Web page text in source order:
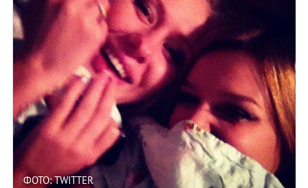
ФОТО: TWITTER